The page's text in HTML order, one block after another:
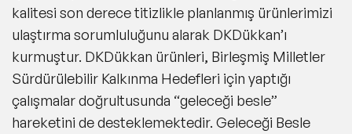
kalitesi son derece titizlikle planlanmış ürünlerimizi
ulaştırma sorumluluğunu alarak DKDükkan’ı
kurmuştur. DKDükkan ürünleri, Birleşmiş Milletler
Sürdürülebilir Kalkınma Hedefleri için yaptığı
çalışmalar doğrultusunda “geleceği besle”
hareketini de desteklemektedir. Geleceği Besle